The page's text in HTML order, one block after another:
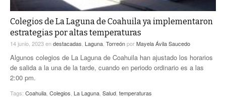
Colegios de La Laguna de Coahuila ya implementaron
estrategias por altas temperaturas
14 junio, 2023endestacadas Laguna TorreónporMayela Ávila Saucedo
Algunos colegios de La Laguna de Coahuila han ajustado los horarios
de salida a la una de la tarde, cuando en periodo ordinario es a las
2:00 pm.
Tags: Coahuila Colegios La Laguna Salud temperaturas